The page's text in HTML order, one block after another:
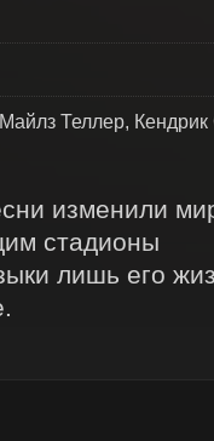
Теллер,
изменили
стадионы
лишь его